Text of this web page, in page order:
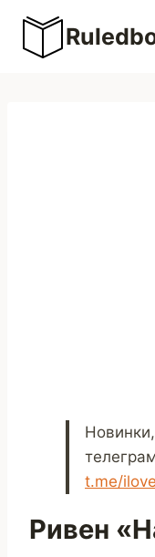
Перейти
содержимому
t.me/
Ривен